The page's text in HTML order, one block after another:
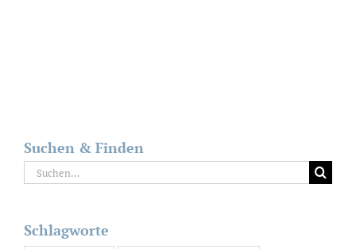
Suchen & Finden
Suche
nach:
Schlagworte